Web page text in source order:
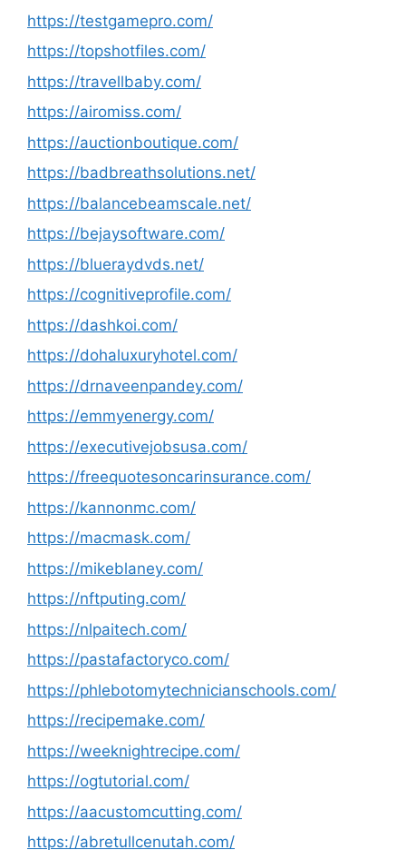
https://testgamepro.com/
https://topshotfiles.com/
https://travellbaby.com/
https://airomiss.com/
https://auctionboutique.com/
https://badbreathsolutions.net/
https://balancebeamscale.net/
https://bejaysoftware.com/
https://blueraydvds.net/
https://cognitiveprofile.com/
https://dashkoi.com/
https://dohaluxuryhotel.com/
https://drnaveenpandey.com/
https://emmyenergy.com/
https://executivejobsusa.com/
https://freequotesoncarinsurance.com/
https://kannonmc.com/
https://macmask.com/
https://mikeblaney.com/
https://nftputing.com/
https://nlpaitech.com/
https://pastafactoryco.com/
https://phlebotomytechnicianschools.com/
https://recipemake.com/
https://weeknightrecipe.com/
https://ogtutorial.com/
https://aacustomcutting.com/
https://abretullcenutah.com/